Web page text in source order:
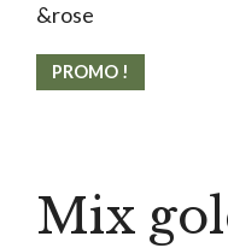
&rose
PROMO !
Mix